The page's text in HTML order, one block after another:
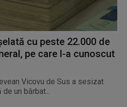
cu peste 22.000 de
pe care l-a cunoscut
Vicovu de Sus a sesizat
un bărbat...